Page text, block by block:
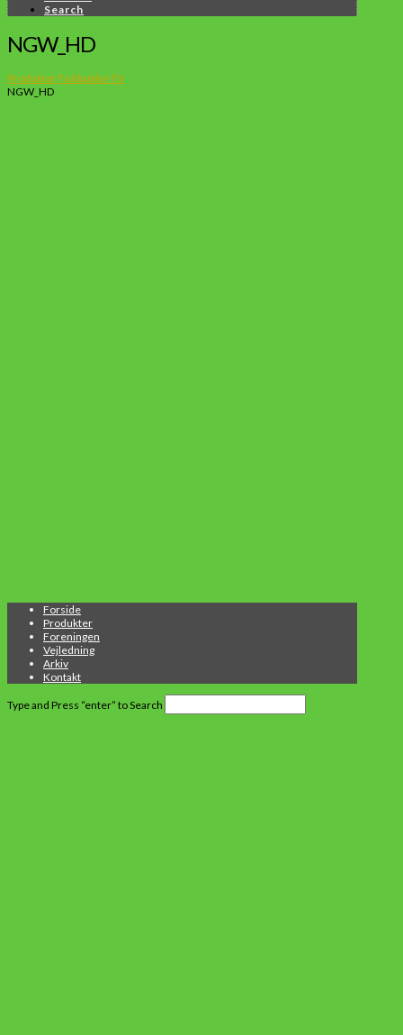
Search
NGW_HD
Produkter Fuldpakke-TV
NGW_HD
Forside
Produkter
Foreningen
Vejledning
Arkiv
Kontakt
Type and Press “enter” to Search